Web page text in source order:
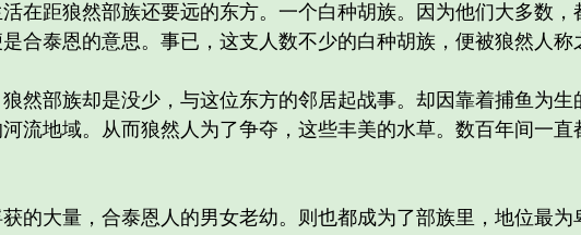
距狼然部族还要远的东方。一个白种胡族。因为他们大多数，
合泰恩的意思。事已，这支人数不少的白种胡族，便被狼然人称
部族却是没少，与这位东方的邻居起战事。却因靠着捕鱼为生
流地域。从而狼然人为了争夺，这些丰美的水草。数百年间一
大量，合泰恩人的男女老幼。则也都成为了部族里，地位最为